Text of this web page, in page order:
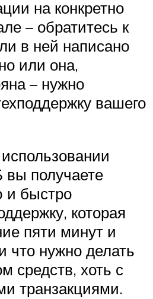
на конкретно
– обратитесь к
в ней написано
или она,
– нужно
вашего
вы получаете
и быстро
которая
пяти минут и
что нужно делать
средств, хоть с
транзакциями.